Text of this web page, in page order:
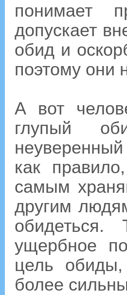
понимает
допускает
обид и
поэтому они
А вот
глупый
как
самым
другим
ущербное
цель
более